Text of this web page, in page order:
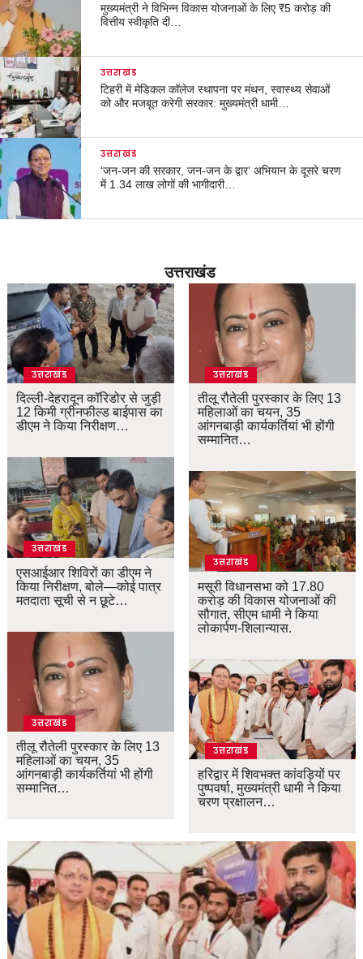
मुख्यमंत्री ने विभिन्न विकास योजनाओं के लिए ₹5 करोड़ की
वित्तीय स्वीकृति दी…
उत्तराखंड
टिहरी में मेडिकल कॉलेज स्थापना पर मंथन, स्वास्थ्य सेवाओं
को और मजबूत करेगी सरकार: मुख्यमंत्री धामी…
उत्तराखंड
‘जन-जन की सरकार, जन-जन के द्वार’ अभियान के दूसरे चरण
में 1.34 लाख लोगों की भागीदारी…
उत्तराखंड
उत्तराखंड
दिल्ली-देहरादून कॉरिडोर से जुड़ी
12 किमी ग्रीनफील्ड बाईपास का
डीएम ने किया निरीक्षण…
उत्तराखंड
एसआईआर शिविरों का डीएम ने
किया निरीक्षण, बोले—कोई पात्र
मतदाता सूची से न छूटे…
उत्तराखंड
तीलू रौतेली पुरस्कार के लिए 13
महिलाओं का चयन, 35
आंगनबाड़ी कार्यकर्तियां भी होंगी
सम्मानित…
उत्तराखंड
तीलू रौतेली पुरस्कार के लिए 13
महिलाओं का चयन, 35
आंगनबाड़ी कार्यकर्तियां भी होंगी
सम्मानित…
उत्तराखंड
मसूरी विधानसभा को 17.80
करोड़ की विकास योजनाओं की
सौगात, सीएम धामी ने किया
लोकार्पण-शिलान्यास.
उत्तराखंड
हरिद्वार में शिवभक्त कांवड़ियों पर
पुष्पवर्षा, मुख्यमंत्री धामी ने किया
चरण प्रक्षालन…